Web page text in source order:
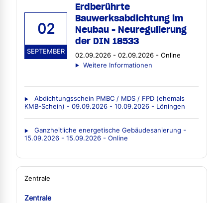
02
SEPTEMBER
Erdberührte
Bauwerksabdichtung im
Neubau - Neuregulierung
der DIN 18533
02.09.2026 - 02.09.2026 - Online
Weitere Informationen
Abdichtungsschein PMBC / MDS / FPD (ehemals
KMB-Schein) - 09.09.2026 - 10.09.2026 - Löningen
Ganzheitliche energetische Gebäudesanierung -
15.09.2026 - 15.09.2026 - Online
Zentrale
Zentrale